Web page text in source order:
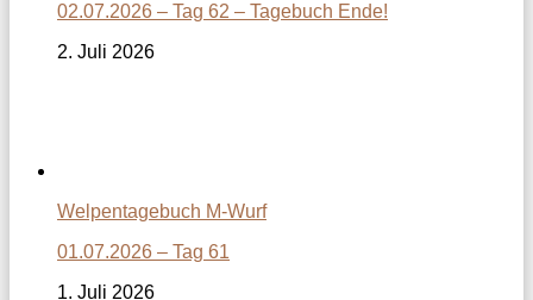
02.07.2026 – Tag 62 – Tagebuch Ende!
2. Juli 2026
Welpentagebuch M-Wurf
01.07.2026 – Tag 61
1. Juli 2026